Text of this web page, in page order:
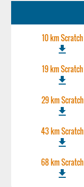
10 km Scratch
file_download
19 km Scratch
file_download
29 km Scratch
file_download
43 km Scratch
file_download
68 km Scratch
file_download